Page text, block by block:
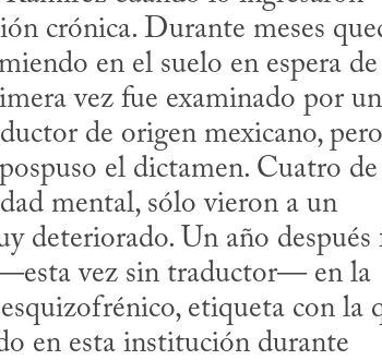
crónica. Durante meses
en el suelo en espera
vez fue examinado por un
de origen mexicano,
el dictamen. Cuatro
mental, sólo vieron a un
deteriorado. Un año después
vez sin traductor— en la
etiqueta con la
en esta institución durante